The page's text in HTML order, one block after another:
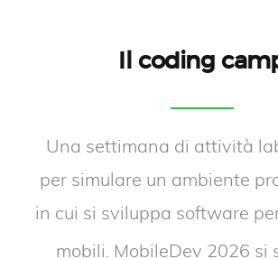
Il coding
Una settimana di attività
per simulare un ambiente
in cui si sviluppa software
mobili. MobileDev 2026 si